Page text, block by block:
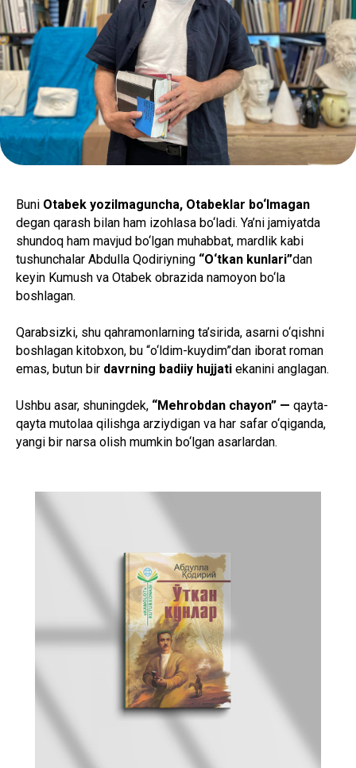
Buni Otabek yozilmaguncha, Otabeklar bo‘lmagan
degan qarash bilan ham izohlasa bo‘ladi. Ya’ni jamiyatda
shundoq ham mavjud bo‘lgan muhabbat, mardlik kabi
tushunchalar Abdulla Qodiriyning “O‘tkan kunlari”dan
keyin Kumush va Otabek obrazida namoyon bo‘la
boshlagan.
Qarabsizki, shu qahramonlarning ta’sirida, asarni o‘qishni
boshlagan kitobxon, bu “o‘ldim-kuydim”dan iborat roman
emas, butun bir davrning badiiy hujjati ekanini anglagan.
Ushbu asar, shuningdek, “Mehrobdan chayon” — qayta-
qayta mutolaa qilishga arziydigan va har safar o‘qiganda,
yangi bir narsa olish mumkin bo‘lgan asarlardan.